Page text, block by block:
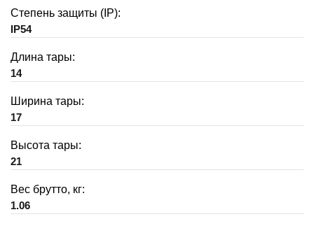
Степень защиты (IP):
IP54
Длина тары:
14
Ширина тары:
17
Высота тары:
21
Вес брутто, кг:
1.06